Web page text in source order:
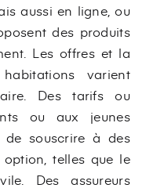
aussi en ligne, ou
des produits
Les offres et la
varient
Des tarifs ou
ou aux jeunes
de souscrire à des
telles que le
Des assureurs